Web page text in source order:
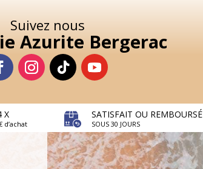
Suivez nous
Azurite Bergerac
X
d’achat
SATISFAIT OU REMBOURSÉ
SOUS 30 JOURS